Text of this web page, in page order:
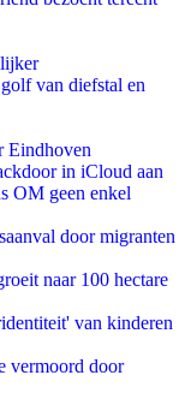
van diefstal en
Eindhoven
in iCloud aan
OM geen enkel
door migranten
naar 100 hectare
van kinderen
vermoord door